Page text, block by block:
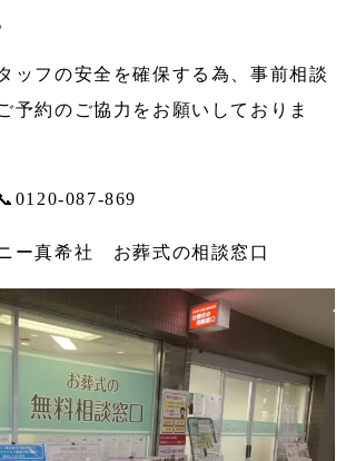
ッフの安全を確保する為、事前相談
予約のご協力をお願いしておりま
087-869
ー真希社 お葬式の相談窓口